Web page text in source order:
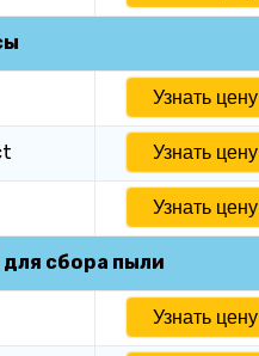
Узнать цену
Узнать цену
Узнать цену
сбора пыли
Узнать цену